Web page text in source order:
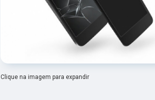
Clique na imagem para expandir